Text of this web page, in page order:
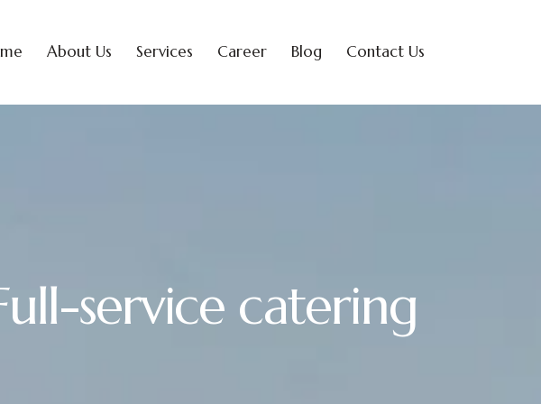
About Us Services Career Blog Contact Us
service catering